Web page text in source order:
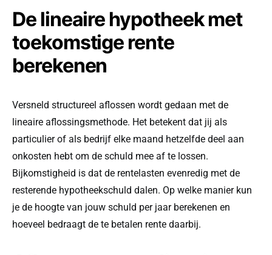
De lineaire hypotheek met
toekomstige rente
berekenen
Versneld structureel aflossen wordt gedaan met de
lineaire aflossingsmethode. Het betekent dat jij als
particulier of als bedrijf elke maand hetzelfde deel aan
onkosten hebt om de schuld mee af te lossen.
Bijkomstigheid is dat de rentelasten evenredig met de
resterende hypotheekschuld dalen. Op welke manier kun
je de hoogte van jouw schuld per jaar berekenen en
hoeveel bedraagt de te betalen rente daarbij.